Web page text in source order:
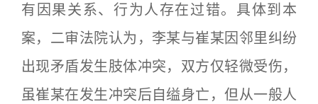
有因果关系、行为人存在过错。具体到本
案，二审法院认为，李某与崔某因邻里纠纷
出现矛盾发生肢体冲突，双方仅轻微受伤，
虽崔某在发生冲突后自缢身亡，但从一般人